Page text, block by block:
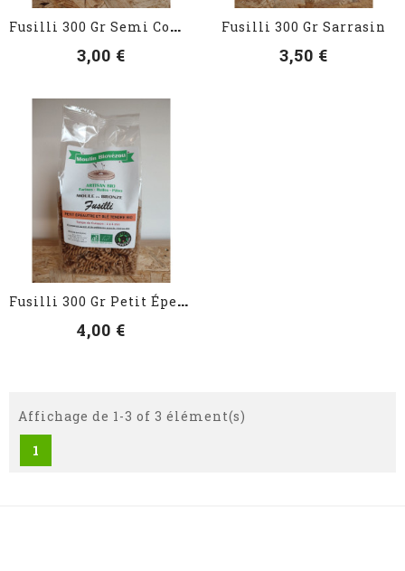
F
Usilli 300 Gr Semi Complète
3,00 €
Fusilli 300 Gr Sarrasin
3,50 €
VOIR LES DÉTAILS
F
Usilli 300 Gr Petit Épeautre
4,00 €
Affichage de 1-3 of 3 élément(s)
1